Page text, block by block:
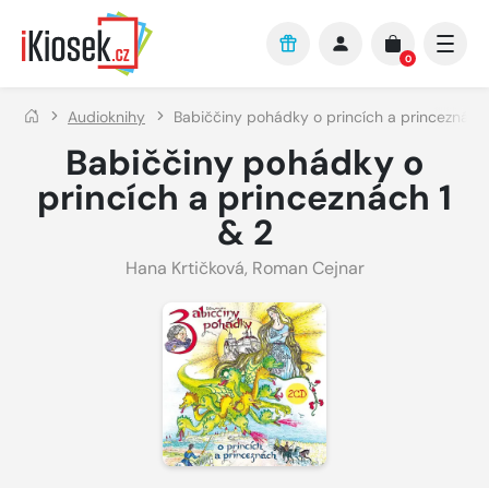
Přejít na hlavní obsah
0
Audioknihy Babiččiny pohádky o princích a princeznách
Babiččiny pohádky o
princích a princeznách 1
& 2
Hana Krtičková, Roman Cejnar